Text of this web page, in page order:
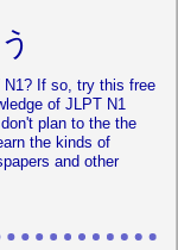
N1? If so, try this free
of JLPT N1
plan to the the
the kinds of
and other